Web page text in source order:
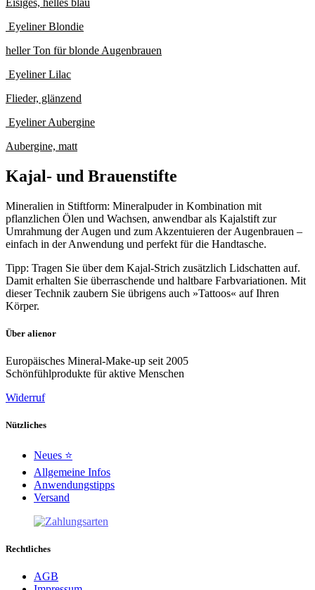
Eisiges, helles blau
Eyeliner Blondie
heller Ton für blonde Augenbrauen
Eyeliner Lilac
Flieder, glänzend
Eyeliner Aubergine
Aubergine, matt
Kajal- und Brauenstifte
Mineralien in Stiftform: Mineralpuder in Kombination mit
pflanzlichen Ölen und Wachsen, anwendbar als Kajalstift zur
Umrahmung der Augen und zum Akzentuieren der Augenbrauen –
einfach in der Anwendung und perfekt für die Handtasche.
Tipp: Tragen Sie über dem Kajal-Strich zusätzlich Lidschatten auf.
Damit erhalten Sie überraschende und haltbare Farbvariationen. Mit
dieser Technik zaubern Sie übrigens auch »Tattoos« auf Ihren
Körper.
Über alienor
Europäisches Mineral-Make-up seit 2005
Schönfühlprodukte für aktive Menschen
Widerruf
Nützliches
Neues ⭐
Allgemeine Infos
Anwendungstipps
Versand
Rechtliches
AGB